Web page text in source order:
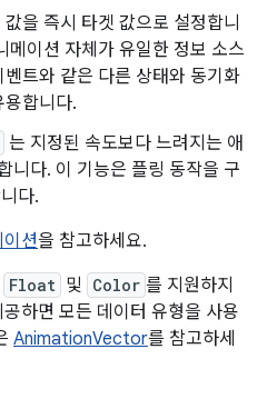
값을 즉시 타겟 값으로 설정합니
메이션 자체가 유일한 정보 소스
트와 같은 다른 상태와 동기화
용합니다.
는 지정된 속도보다 느려지는 애
니다. 이 기능은 플링 동작을 구
다.
션을 참고하세요.
Float 및 Color 를 지원하지
공하면 모든 데이터 유형을 사용
AnimationVector를 참고하세